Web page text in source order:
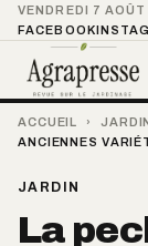
VENDREDI 7
FACEBOOK
ACCUEIL ›
ANCIENNES
JARDIN
La